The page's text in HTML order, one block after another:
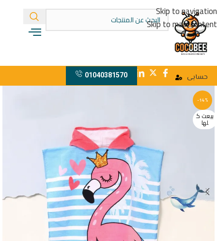
Skip to navigation
Skip to main content
حسابى 01040381570
-14%
بيعت ك
لها